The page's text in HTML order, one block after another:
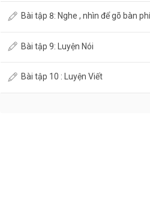
Bài tập 8: Nghe , nhìn để gõ bàn
Bài tập 9: Luyện Nói
Bài tập 10 : Luyện Viết